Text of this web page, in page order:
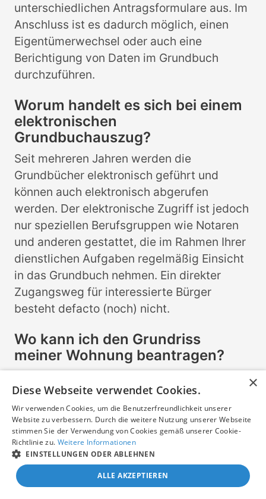
unterschiedlichen Antragsformulare aus. Im
Anschluss ist es dadurch möglich, einen
Eigentümerwechsel oder auch eine
Berichtigung von Daten im Grundbuch
durchzuführen.
Worum handelt es sich bei einem
elektronischen
Grundbuchauszug?
Seit mehreren Jahren werden die
Grundbücher elektronisch geführt und
können auch elektronisch abgerufen
werden. Der elektronische Zugriff ist jedoch
nur speziellen Berufsgruppen wie Notaren
und anderen gestattet, die im Rahmen Ihrer
dienstlichen Aufgaben regelmäßig Einsicht
in das Grundbuch nehmen. Ein direkter
Zugangsweg für interessierte Bürger
besteht defacto (noch) nicht.
Wo kann ich den Grundriss
meiner Wohnung beantragen?
man normalerweise beim Bauamt über
Einsicht in die Bauakten, also für Wiesthalim
Bauamt Wiesthal bzw im Bauamt des
Kreises Landkreis Main-Spessart.
Was ist das Grundbuchblatt?
×
Diese Webseite verwendet Cookies.
Wir verwenden Cookies, um die Benutzerfreundlichkeit unserer
Website zu verbessern. Durch die weitere Nutzung unserer Webseite
stimmen Sie der Verwendung von Cookies gemäß unserer Cookie-
Richtlinie zu. Weitere Informationen
EINSTELLUNGEN ODER ABLEHNEN
ALLE AKZEPTIEREN